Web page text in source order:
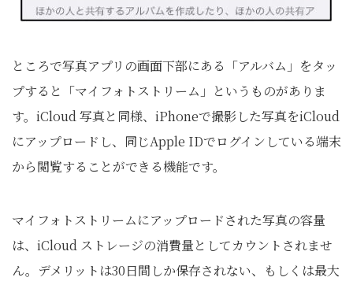
ところで写真アプリの画面下部にある「アルバム」をタッ
プすると「マイフォトストリーム」というものがありま
す。iCloud 写真と同様、iPhoneで撮影した写真をiCloud
にアップロードし、同じApple IDでログインしている端末
から閲覧することができる機能です。
マイフォトストリームにアップロードされた写真の容量
は、iCloud ストレージの消費量としてカウントされませ
ん。デメリットは30日間しか保存されない、もしくは最大